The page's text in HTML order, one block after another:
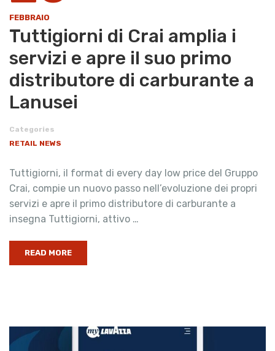
FEBBRAIO
Tuttigiorni di Crai amplia i
servizi e apre il suo primo
distributore di carburante a
Lanusei
Categories
RETAIL NEWS
Tuttigiorni, il format di every day low price del Gruppo
Crai, compie un nuovo passo nell’evoluzione dei propri
servizi e apre il primo distributore di carburante a
insegna Tuttigiorni, attivo …
READ MORE